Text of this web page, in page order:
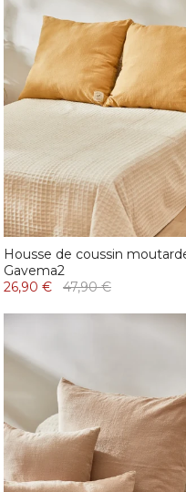
Housse de coussin
Gavema2
26,90 €
47,90 €